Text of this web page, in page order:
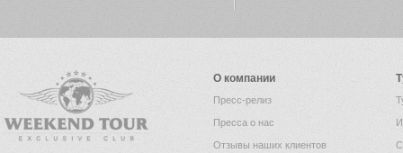
О компании
Пресс-релиз
Пресса о нас
Отзывы наших клиентов